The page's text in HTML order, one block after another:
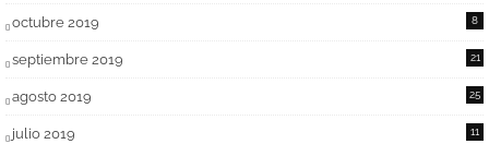
octubre 2019 8
septiembre 2019 21
agosto 2019 25
julio 2019 11